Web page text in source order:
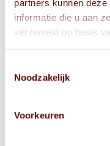
partners kunnen
informatie die u aan
verzameld op basis
Noodzakelijk
Voorkeuren